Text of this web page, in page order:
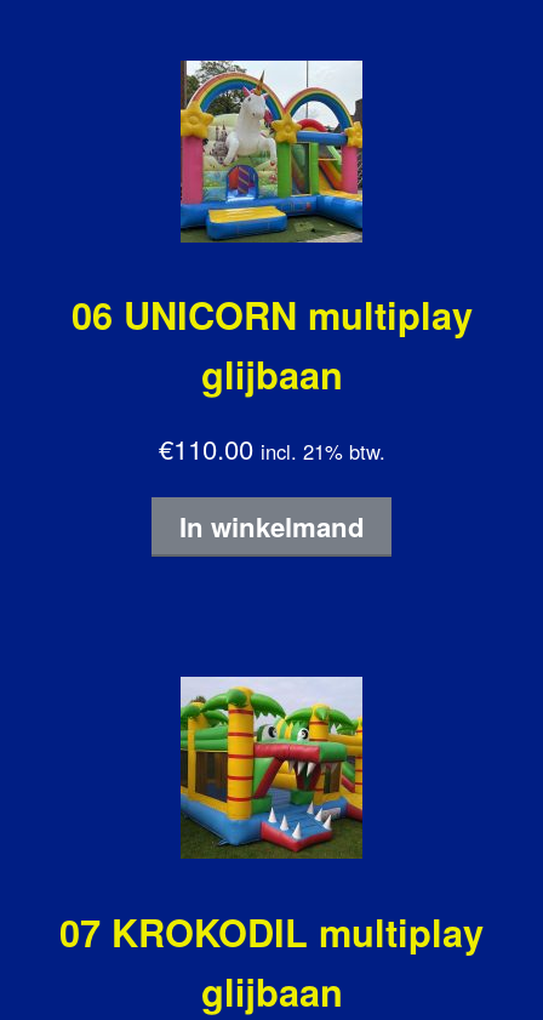
06 UNICORN multiplay
glijbaan
€110.00 incl. 21% btw.
In winkelmand
07 KROKODIL multiplay
glijbaan